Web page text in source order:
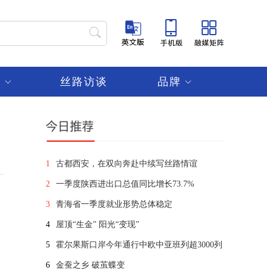
丝路访谈 品牌
1 古都西安，在双向奔赴中续写丝路情谊
2 一季度陕西进出口总值同比增长73.7%
3 青海省一季度就业形势总体稳定
4 屋顶“生金” 阳光“变现”
5 霍尔果斯口岸今年通行中欧中亚班列超3000列
6 金蚕之乡 破茧蝶变